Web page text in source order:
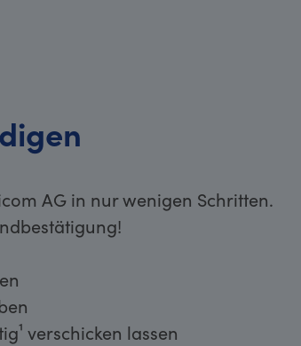
AG in nur wenigen Schritten.
verschicken lassen